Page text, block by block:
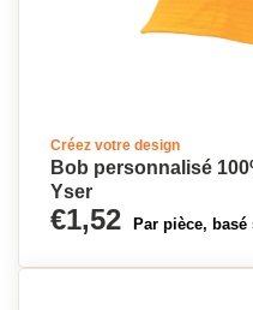
Créez votre design
Bob personnalisé
Yser
€1,52 Par pièce,